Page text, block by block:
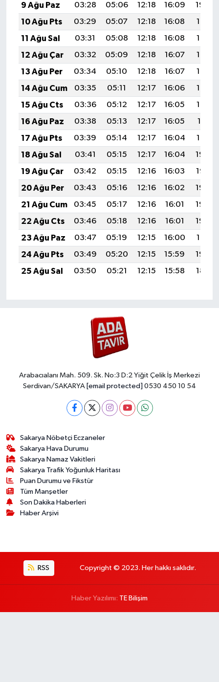
9 Ağu Paz
03:28 05:06 12:18 16:09
19:20
10 Ağu Pts
03:29 05:07 12:18 16:08
19:19
11 Ağu Sal
03:31 05:08 12:18 16:08
19:18
12 Ağu Çar
03:32 05:09 12:18 16:07
19:17
13 Ağu Per
03:34 05:10 12:18 16:07
19:15
14 Ağu Cum
03:35 05:11 12:17 16:06
19:14
15 Ağu Cts
03:36 05:12 12:17 16:05
19:13
16 Ağu Paz
03:38 05:13 12:17 16:05
19:11
17 Ağu Pts
03:39 05:14 12:17 16:04
19:10
18 Ağu Sal
03:41 05:15 12:17 16:04
19:09
19 Ağu Çar
03:42 05:15 12:16 16:03
19:07
20 Ağu Per
03:43 05:16 12:16 16:02
19:06
21 Ağu Cum
03:45 05:17 12:16 16:01
19:04
22 Ağu Cts
03:46 05:18 12:16 16:01
19:03
23 Ağu Paz
03:47 05:19 12:15 16:00
19:01
24 Ağu Pts
03:49 05:20 12:15 15:59
19:00
25 Ağu Sal
03:50 05:21 12:15 15:58 18:58
Arabacıalanı Mah. 509. Sk. No:3 D:2 Yiğit Çelik İş Merkezi
Serdivan/SAKARYA [email protected] 0530 450 10 54
Sakarya Nöbetçi Eczaneler
Sakarya Hava Durumu
Sakarya Namaz Vakitleri
Sakarya Trafik Yoğunluk Haritası
Puan Durumu ve Fikstür
Tüm Manşetler
Son Dakika Haberleri
Haber Arşivi
RSS Copyright © 2023. Her hakkı saklıdır.
Haber Yazılımı: TE Bilişim